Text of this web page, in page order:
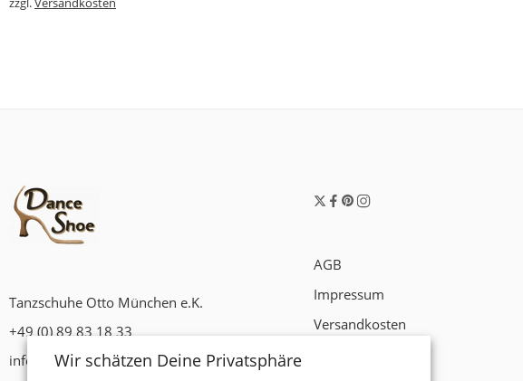
Tanzschuhe Otto München e.K.
+49 (0) 89 83 18 33
info@tanzschuhe-muenchen.de
AGB
Impressum
Versandkosten
Wir schätzen Deine Privatsphäre